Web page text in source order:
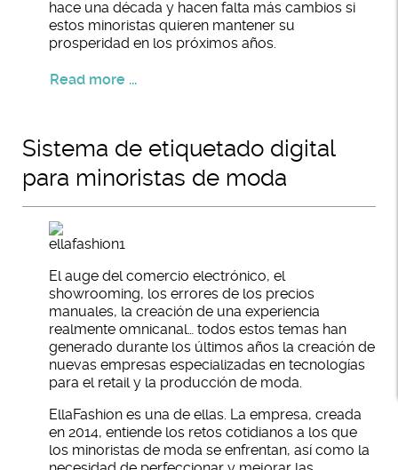
hace una década y hacen falta más cambios si
estos minoristas quieren mantener su
prosperidad en los próximos años.
Read more ...
Sistema de etiquetado digital
para minoristas de moda
El auge del comercio electrónico, el
showrooming, los errores de los precios
manuales, la creación de una experiencia
realmente omnicanal… todos estos temas han
generado durante los últimos años la creación de
nuevas empresas especializadas en tecnologías
para el retail y la producción de moda.
EllaFashion es una de ellas. La empresa, creada
en 2014, entiende los retos cotidianos a los que
los minoristas de moda se enfrentan, así como la